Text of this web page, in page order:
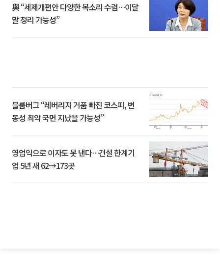
與 “세제개편안 다양한 목소리 수렴…이달
말 정리 가능성”
블룸버그 “레버리지 거품 빠진 코스피, 변
동성 최악 국면 지났을 가능성”
영업익으로 이자도 못 낸다…건설 한계기
업 5년 새 62→173곳